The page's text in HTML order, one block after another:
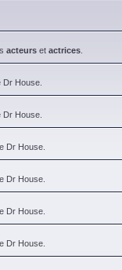
acteurs et actrices
Dr House.
Dr House.
Dr House.
Dr House.
Dr House.
Dr House.